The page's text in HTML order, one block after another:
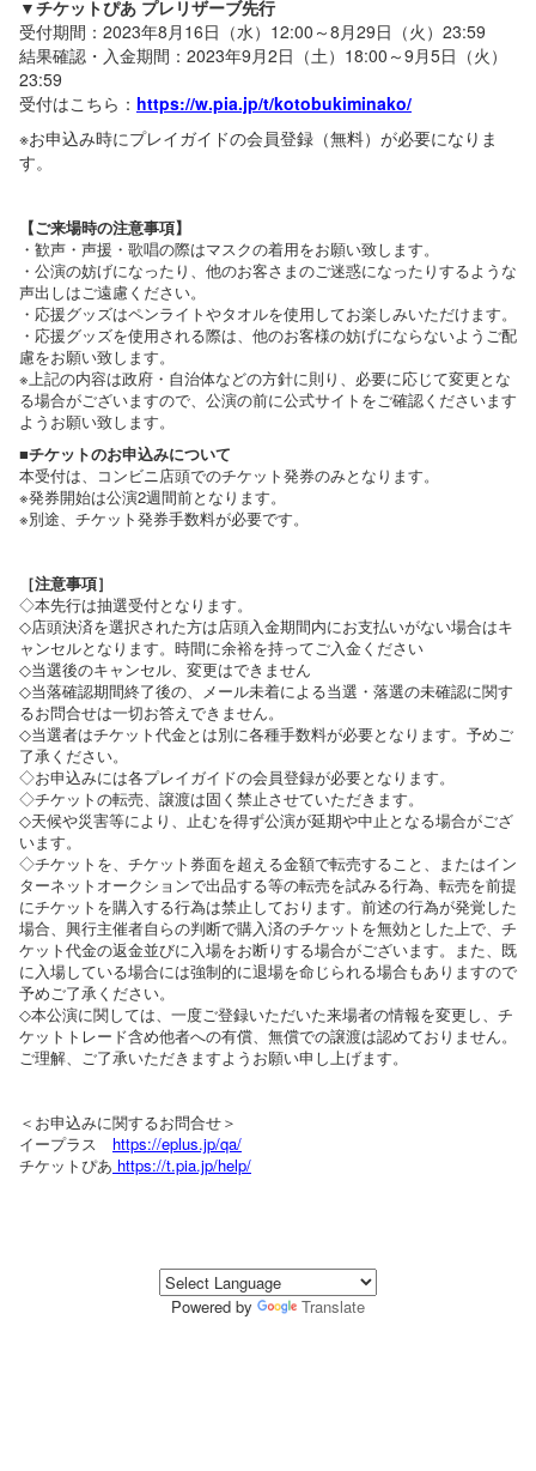
▼チケットぴあ プレリザーブ先行
受付期間：2023年8月16日（水）12:00～8月29日（火）23:59
結果確認・入金期間：2023年9月2日（土）18:00～9月5日（火）
23:59
受付はこちら： https://w.pia.jp/t/kotobukiminako/
※お申込み時にプレイガイドの会員登録（無料）が必要になりま
す。
【ご来場時の注意事項】
・歓声・声援・歌唱の際はマスクの着用をお願い致します。
・公演の妨げになったり、他のお客さまのご迷惑になったりするような
声出しはご遠慮ください。
・応援グッズはペンライトやタオルを使用してお楽しみいただけます。
・応援グッズを使用される際は、他のお客様の妨げにならないようご配
慮をお願い致します。
※上記の内容は政府・自治体などの方針に則り、必要に応じて変更とな
る場合がございますので、公演の前に公式サイトをご確認くださいます
ようお願い致します。
■チケットのお申込みについて
本受付は、コンビニ店頭でのチケット発券のみとなります。
※発券開始は公演2週間前となります。
※別途、チケット発券手数料が必要です。
［注意事項］
◇本先行は抽選受付となります。
◇店頭決済を選択された方は店頭入金期間内にお支払いがない場合はキ
ャンセルとなります。時間に余裕を持ってご入金ください
◇当選後のキャンセル、変更はできません
◇当落確認期間終了後の、メール未着による当選・落選の未確認に関す
るお問合せは一切お答えできません。
◇当選者はチケット代金とは別に各種手数料が必要となります。予めご
了承ください。
◇お申込みには各プレイガイドの会員登録が必要となります。
◇チケットの転売、譲渡は固く禁止させていただきます。
◇天候や災害等により、止むを得ず公演が延期や中止となる場合がござ
います。
◇チケットを、チケット券面を超える金額で転売すること、またはイン
ターネットオークションで出品する等の転売を試みる行為、転売を前提
にチケットを購入する行為は禁止しております。前述の行為が発覚した
場合、興行主催者自らの判断で購入済のチケットを無効とした上で、チ
ケット代金の返金並びに入場をお断りする場合がございます。また、既
に入場している場合には強制的に退場を命じられる場合もありますので
予めご了承ください。
◇本公演に関しては、一度ご登録いただいた来場者の情報を変更し、チ
ケットトレード含め他者への有償、無償での譲渡は認めておりません。
ご理解、ご了承いただきますようお願い申し上げます。
＜お申込みに関するお問合せ＞
イープラス https://eplus.jp/qa/
チケットぴあ https://t.pia.jp/help/
Powered by Translate